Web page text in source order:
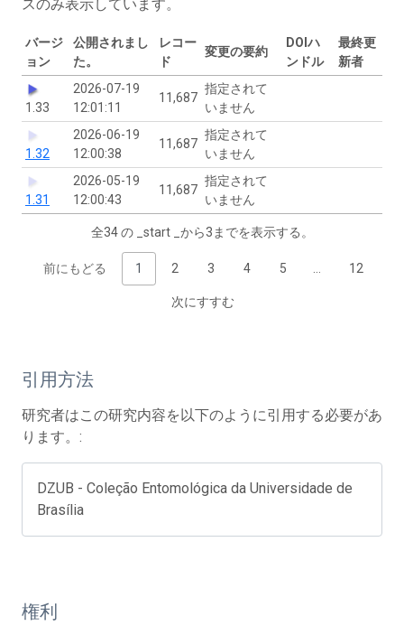
スのみ表示しています。
バージ
ョン
公開されまし
た。
レコー
ド
変更の要約
DOIハ
ンドル
最終更
新者
1.33
2026-07-19
12:01:11
11,687
指定されて
いません
1.32
2026-06-19
12:00:38
11,687
指定されて
いません
1.31
2026-05-19
12:00:43
11,687
指定されて
いません
全34 の _start _から3までを表示する。
前にもどる 1 2 3 4 5 12
次にすすむ
引用方法
研究者はこの研究内容を以下のように引用する必要があ
ります。:
DZUB - Coleção Entomológica da Universidade de
Brasília
権利